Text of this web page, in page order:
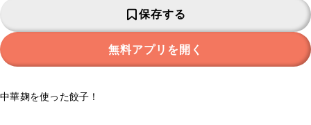
保存する
無料アプリを開く
中華麹を使った餃子！